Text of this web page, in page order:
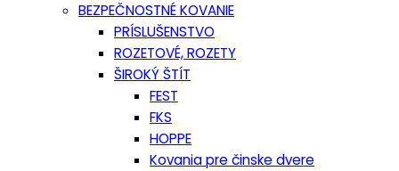
BEZPEČNOSTNÉ KOVANIE
PRÍSLUŠENSTVO
ROZETOVÉ, ROZETY
ŠIROKÝ ŠTÍT
FEST
FKS
HOPPE
Kovania pre činske dvere